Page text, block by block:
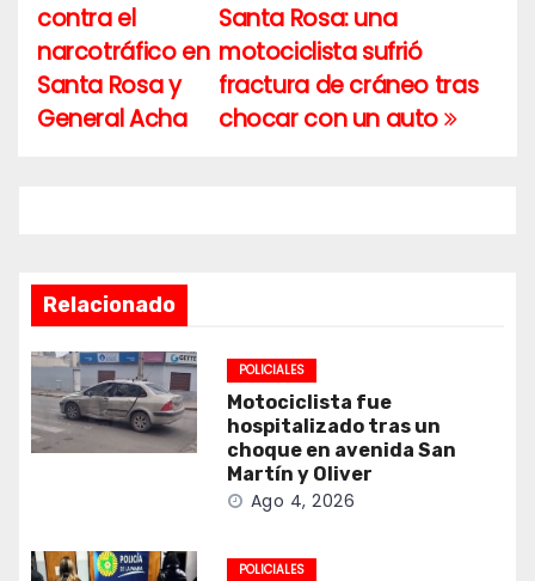
de
entradas
Santa Rosa: una
motociclista sufrió
fractura de cráneo tras
chocar con un auto
contra el
narcotráfico en
Santa Rosa y
General Acha
Relacionado
POLICIALES
Motociclista fue
hospitalizado tras un
choque en avenida San
Martín y Oliver
Ago 4, 2026
POLICIALES